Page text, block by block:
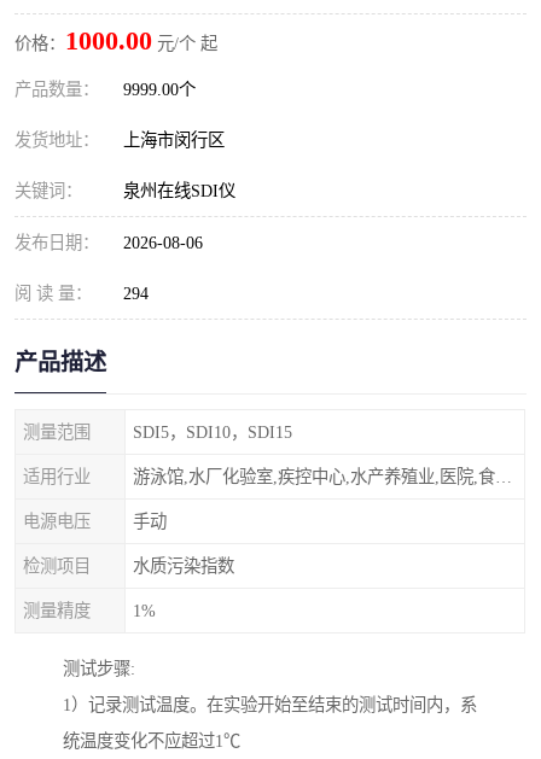
价格： 1000.00 元/个 起
产品数量： 9999.00个
发货地址： 上海市闵行区
关键词： 泉州在线SDI仪
发布日期： 2026-08-06
阅 读 量： 294
产品描述
测量范围 SDI5，SDI10，SDI15
适用行业
电源电压 手动
检测项目 水质污染指数
测量精度 1%
测试步骤:
1）记录测试温度。在实验开始至结束的测试时间内，系
统温度变化不应超过1℃